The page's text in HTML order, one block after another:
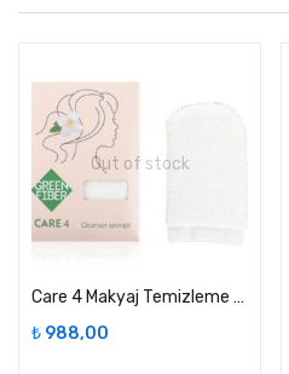
Out of stock
Care 4 Makyaj Temizleme Süngeri- Greenway
₺ 988,00